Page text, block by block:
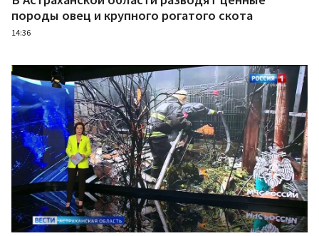
породы овец и крупного рогатого скота
14:36